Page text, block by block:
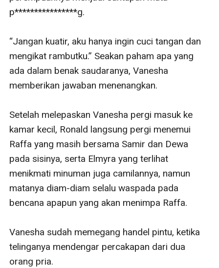
p****************g.
“Jangan kuatir, aku hanya ingin cuci tangan dan
mengikat rambutku.” Seakan paham apa yang
ada dalam benak saudaranya, Vanesha
memberikan jawaban menenangkan.
Setelah melepaskan Vanesha pergi masuk ke
kamar kecil, Ronald langsung pergi menemui
Raffa yang masih bersama Samir dan Dewa
pada sisinya, serta Elmyra yang terlihat
menikmati minuman juga camilannya, namun
matanya diam-diam selalu waspada pada
bencana apapun yang akan menimpa Raffa.
Vanesha sudah memegang handel pintu, ketika
telinganya mendengar percakapan dari dua
orang pria.